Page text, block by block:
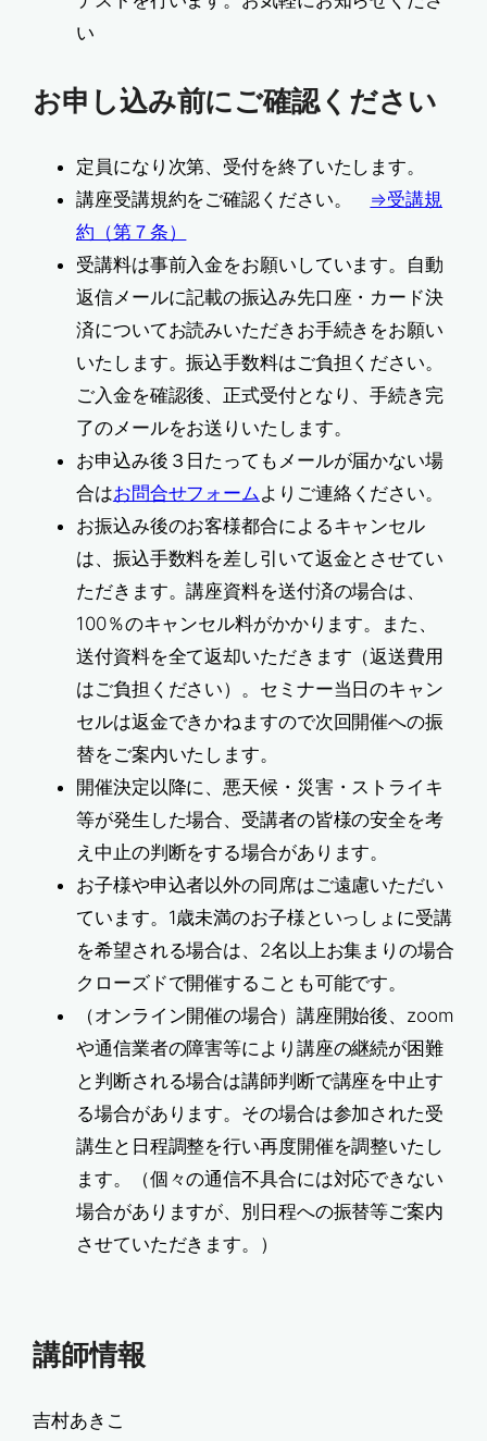
い
お申し込み前にご確認ください
定員になり次第、受付を終了いたします。
講座受講規約をご確認ください。 ⇒受講規
約（第７条）
受講料は事前入金をお願いしています。自動
返信メールに記載の振込み先口座・カード決
済についてお読みいただきお手続きをお願い
いたします。振込手数料はご負担ください。
ご入金を確認後、正式受付となり、手続き完
了のメールをお送りいたします。
お申込み後３日たってもメールが届かない場
合はお問合せフォーム よりご連絡ください。
お振込み後のお客様都合によるキャンセル
は、振込手数料を差し引いて返金とさせてい
ただきます。講座資料を送付済の場合は、
100％のキャンセル料がかかります。また、
送付資料を全て返却いただきます（返送費用
はご負担ください）。セミナー当日のキャン
セルは返金できかねますので次回開催への振
替をご案内いたします。
開催決定以降に、悪天候・災害・ストライキ
等が発生した場合、受講者の皆様の安全を考
え中止の判断をする場合があります。
お子様や申込者以外の同席はご遠慮いただい
ています。1歳未満のお子様といっしょに受講
を希望される場合は、2名以上お集まりの場合
クローズドで開催することも可能です。
（オンライン開催の場合）講座開始後、zoom
や通信業者の障害等により講座の継続が困難
と判断される場合は講師判断で講座を中止す
る場合があります。その場合は参加された受
講生と日程調整を行い再度開催を調整いたし
ます。（個々の通信不具合には対応できない
場合がありますが、別日程への振替等ご案内
させていただきます。）
講師情報
吉村あきこ